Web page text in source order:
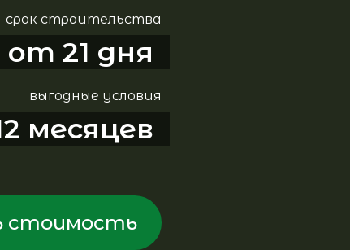
срок строительства
от 21 дня
выгодные условия
месяцев
стоимость